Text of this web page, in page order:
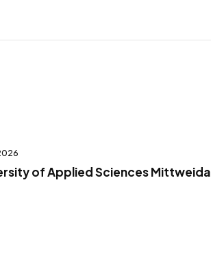
of Applied Sciences Mittweida